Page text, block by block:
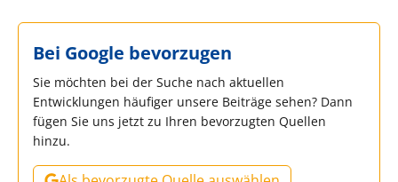
Bei Google bevorzugen
Sie möchten bei der Suche nach aktuellen
Entwicklungen häufiger unsere Beiträge sehen? Dann
fügen Sie uns jetzt zu Ihren bevorzugten Quellen
hinzu.